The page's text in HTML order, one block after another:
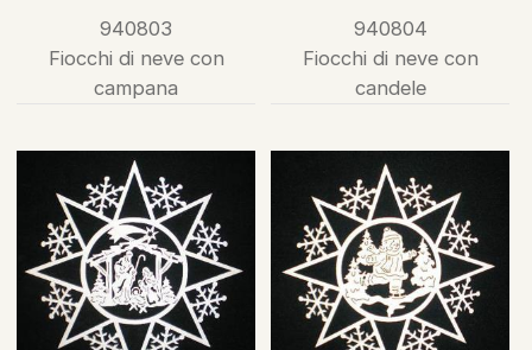
940803
Fiocchi di neve con
campana
940804
Fiocchi di neve con
candele